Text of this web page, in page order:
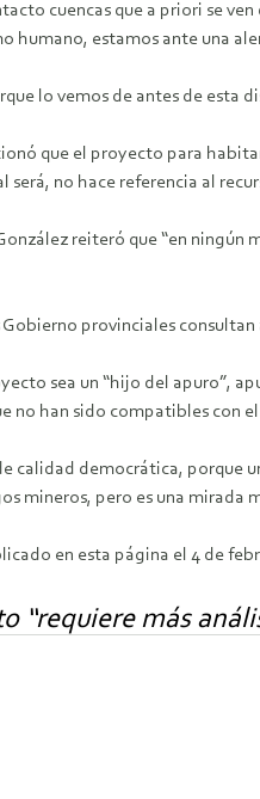
cuencas que a priori se
humano, estamos ante una
lo vemos de antes de esta
que el proyecto para
será, no hace referencia al
reiteró que “en
provinciales
sea un “hijo del apuro”,
no han sido compatibles con el
calidad democrática, porque
mineros, pero es una mirada
en esta página el 4 de
“requiere más